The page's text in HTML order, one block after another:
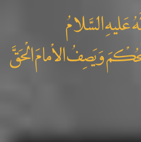
عَليهِ السَّلامُ
وَيَصِفُ الاْمامَ الْحَقَّ